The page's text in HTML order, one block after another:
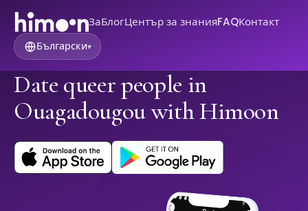
ЗаБлогЦентър за знанияFAQКонтакт
Български▾
Date queer people in
Ouagadougou with Himoon